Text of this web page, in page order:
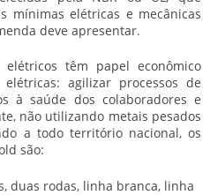
mínimas elétricas e mecânicas
deve apresentar.
elétricos têm papel econômico
agilizar processos de
à saúde dos colaboradores e
não utilizando metais pesados
a todo território nacional, os
são:
duas rodas, linha branca, linha